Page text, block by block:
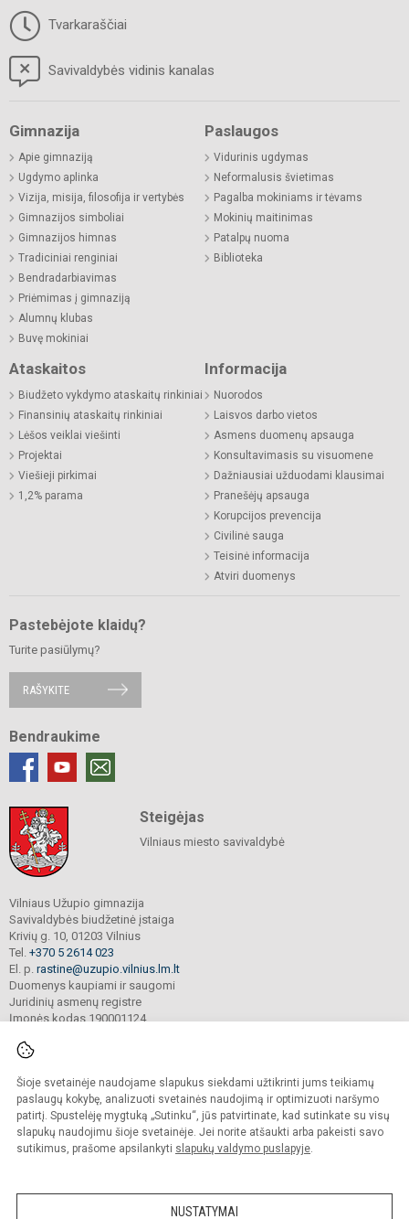
Šioje svetainėje naudojame slapukus siekdami užtikrinti jums teikiamų
paslaugų kokybę, analizuoti svetainės naudojimą ir optimizuoti naršymo
patirtį. Spustelėję mygtuką „Sutinku“, jūs patvirtinate, kad sutinkate su visų
slapukų naudojimu šioje svetainėje. Jei norite atšaukti arba pakeisti savo
sutikimus, prašome apsilankyti slapukų valdymo puslapyje.
NUSTATYMAI
Tvarkaraščiai
Savivaldybės vidinis kanalas
Gimnazija
Apie gimnaziją
Ugdymo aplinka
Vizija, misija, filosofija ir vertybės
Gimnazijos simboliai
Gimnazijos himnas
Tradiciniai renginiai
Bendradarbiavimas
Priėmimas į gimnaziją
Alumnų klubas
Buvę mokiniai
Paslaugos
Vidurinis ugdymas
Neformalusis švietimas
Pagalba mokiniams ir tėvams
Mokinių maitinimas
Patalpų nuoma
Biblioteka
Ataskaitos
Biudžeto vykdymo ataskaitų rinkiniai
Finansinių ataskaitų rinkiniai
Lėšos veiklai viešinti
Projektai
Viešieji pirkimai
1,2% parama
Informacija
Nuorodos
Laisvos darbo vietos
Asmens duomenų apsauga
Konsultavimasis su visuomene
Dažniausiai užduodami klausimai
Pranešėjų apsauga
Korupcijos prevencija
Civilinė sauga
Teisinė informacija
Atviri duomenys
Pastebėjote klaidų?
Turite pasiūlymų?
RAŠYKITE
Bendraukime
Steigėjas
Vilniaus miesto savivaldybė
Vilniaus Užupio gimnazija
Savivaldybės biudžetinė įstaiga
Krivių g. 10, 01203 Vilnius
Tel. +370 5 2614 023
El. p. rastine@uzupio.vilnius.lm.lt
Duomenys kaupiami ir saugomi
Juridinių asmenų registre
Įmonės kodas 190001124
© 2025. Vilniaus Užupio gimnazija. Visos teisės saugomos.
Kopijuoti turinį be raštiško įstaigos administracijos sutikimo griežtai draudžiama.
Prieinamumo paraiška Slapukų valdymas
Sumanus būdas atnaujinti